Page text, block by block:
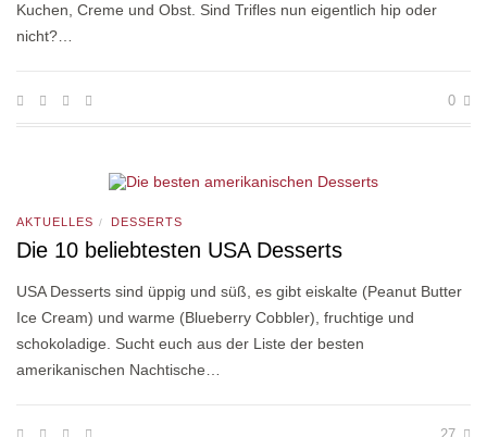
Kuchen, Creme und Obst. Sind Trifles nun eigentlich hip oder
nicht?…
0
AKTUELLES / DESSERTS
Die 10 beliebtesten USA Desserts
USA Desserts sind üppig und süß, es gibt eiskalte (Peanut Butter
Ice Cream) und warme (Blueberry Cobbler), fruchtige und
schokoladige. Sucht euch aus der Liste der besten
amerikanischen Nachtische…